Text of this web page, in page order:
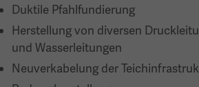
Duktile Pfahlfundierung
Herstellung von diversen
und Wasserleitungen
Neuverkabelung der